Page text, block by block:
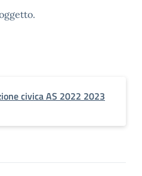
civica AS 2022 2023